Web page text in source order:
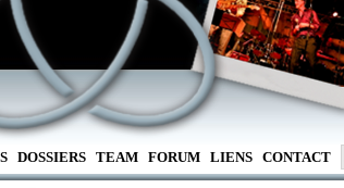
DOSSIERS TEAM FORUM LIENS CONTACT